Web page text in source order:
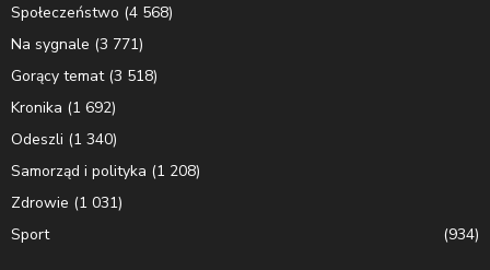
Społeczeństwo (4 568)
Na sygnale (3 771)
Gorący temat(3 518)
Kronika (1 692)
Odeszli (1 340)
Samorząd i polityka (1 208)
Zdrowie (1 031)
Sport
(934)